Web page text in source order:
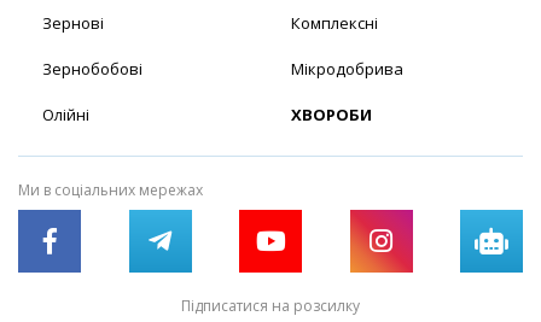
Зернові
Зернобобові
Олійні
Комплексні
Мікродобрива
ХВОРОБИ
Ми в соціальних мережах
Підписатися на розсилку